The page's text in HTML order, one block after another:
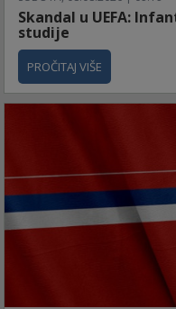
Skandal u UEFA:
studije
PROČITAJ VIŠE